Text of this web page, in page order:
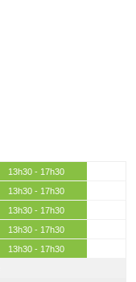
13h30 - 17h30
13h30 - 17h30
13h30 - 17h30
13h30 - 17h30
13h30 - 17h30